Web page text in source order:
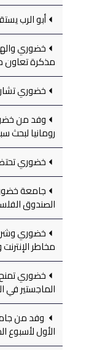
أبو الرب
خضوري
مذكرة
خضوري
وفد من
رومانيا لبحث
خضوري
جامعة
الصندوق
خضوري
مخاطر
خضوري
الماجستير في
وفد من
الأول لأسبوع